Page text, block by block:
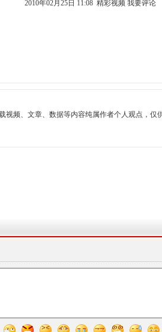
2010年02月25日 11:08 精彩视频 我要评论
视频、文章、数据等内容纯属作者个人观点，仅